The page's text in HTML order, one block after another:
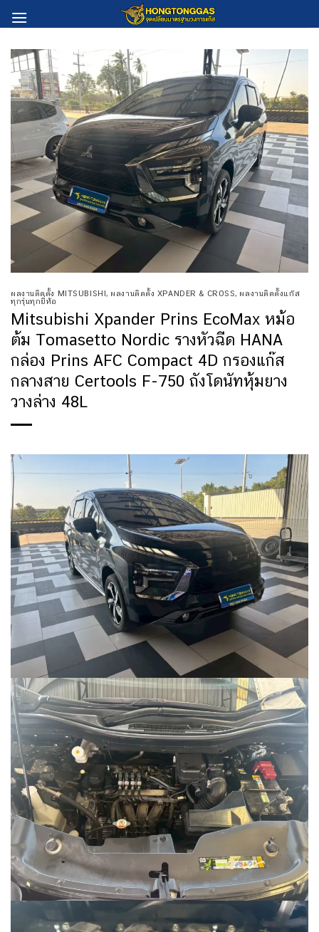
to
ผลงานติดตั้ง MITSUBISHI, ผลงานติดตั้ง XPANDER & CROSS, ผลงานติดตั้งแก๊ส
ทุกรุ่นทุกยี่ห้อ
Mitsubishi Xpander Prins EcoMax หม้อ
ต้ม Tomasetto Nordic รางหัวฉีด HANA
กล่อง Prins AFC Compact 4D กรองแก๊ส
กลางสาย Certools F-750 ถังโดนัทหุ้มยาง
วางล่าง 48L